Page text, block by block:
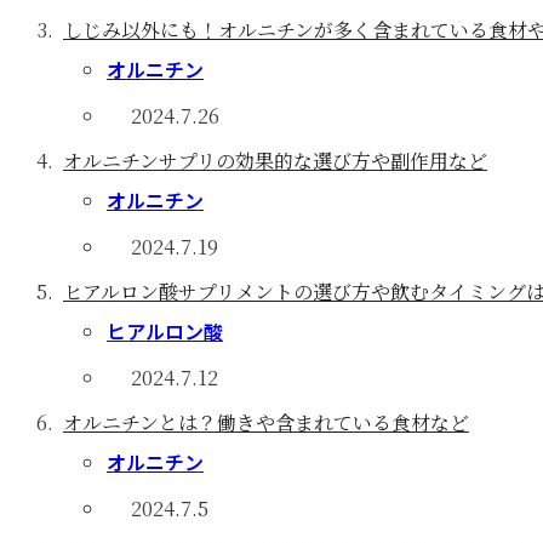
しじみ以外にも！オルニチンが多く含まれている食材
オルニチン
2024.7.26
オルニチンサプリの効果的な選び方や副作用など
オルニチン
2024.7.19
ヒアルロン酸サプリメントの選び方や飲むタイミング
ヒアルロン酸
2024.7.12
オルニチンとは？働きや含まれている食材など
オルニチン
2024.7.5